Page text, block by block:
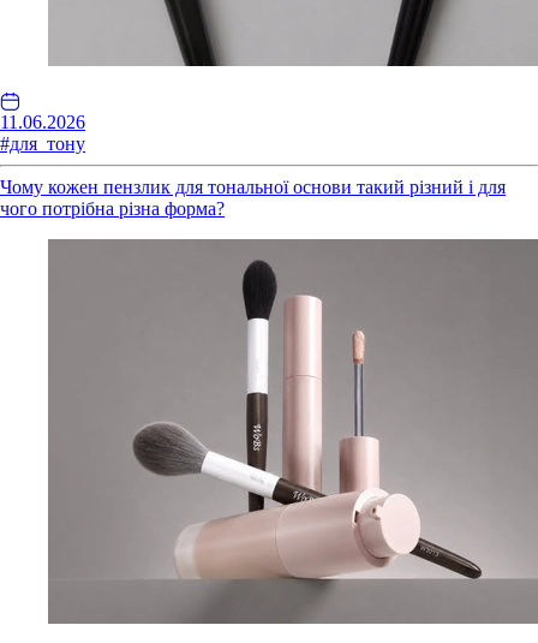
11.06.2026
#для_тону
Чому кожен пензлик для тональної основи такий різний і для
чого потрібна різна форма?